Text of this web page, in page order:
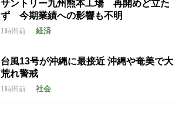
サントリー九州熊本工場 再開めど立た
ず 今期業績への影響も不明
1時間前 経済
台風13号が沖縄に最接近 沖縄や奄美で大
荒れ警戒
1時間前 社会